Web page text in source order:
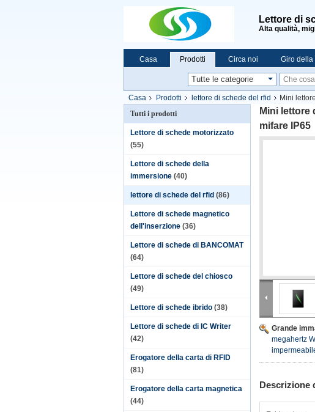
Lettore di
Alta qualità,
Casa Prodotti Circa noi Giro della
Casa Prodotti lettore di schede del rfid
Mini
Tutti i prodotti
Lettore di schede motorizzato
(55)
Lettore di schede della
immersione (40)
lettore di schede del rfid (86)
Lettore di schede magnetico
dell'inserzione (36)
Lettore di schede di BANCOMAT
(64)
Lettore di schede del chiosco
(49)
Lettore di schede ibrido (38)
Lettore di schede di IC Writer
(42)
Erogatore della carta di RFID
(81)
Erogatore della carta magnetica
(44)
Mini lettore
mifare IP65
Grande
megahertz
Descrizione